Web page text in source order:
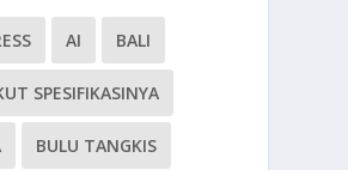
AI BALI
SPESIFIKASINYA
BULU TANGKIS